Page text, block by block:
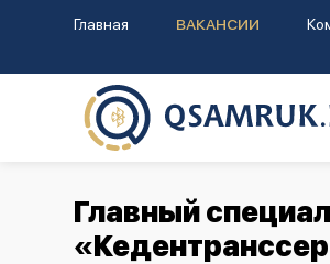
Главная ВАКАНСИИ
Главный